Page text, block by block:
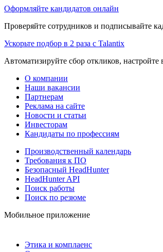
Оформляйте кандидатов онлайн
Проверяйте сотрудников и подписывайте
Ускорьте подбор в 2 раза с Talantix
Автоматизируйте сбор откликов,
О компании
Наши вакансии
Партнерам
Реклама на сайте
Новости и статьи
Инвесторам
Кандидаты по профессиям
Производственный календарь
Требования к ПО
Безопасный HeadHunter
HeadHunter API
Поиск работы
Поиск по резюме
Мобильное приложение
Этика и комплаенс